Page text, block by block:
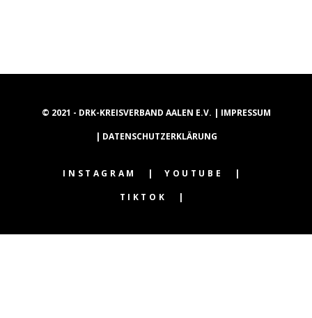
© 2021 - DRK-KREISVERBAND AALEN E.V. | IMPRESSUM
| DATENSCHUTZERKLÄRUNG
INSTAGRAM
YOUTUBE
TIKTOK